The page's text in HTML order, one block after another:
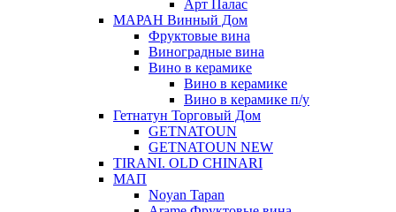
Арт Палас
МАРАН Винный Дом
Фруктовые вина
Виноградные вина
Вино в керамике
Вино в керамике
Вино в керамике п/у
Гетнатун Торговый Дом
GETNATOUN
GETNATOUN NEW
TIRANI. OLD CHINARI
МАП
Noyan Tapan